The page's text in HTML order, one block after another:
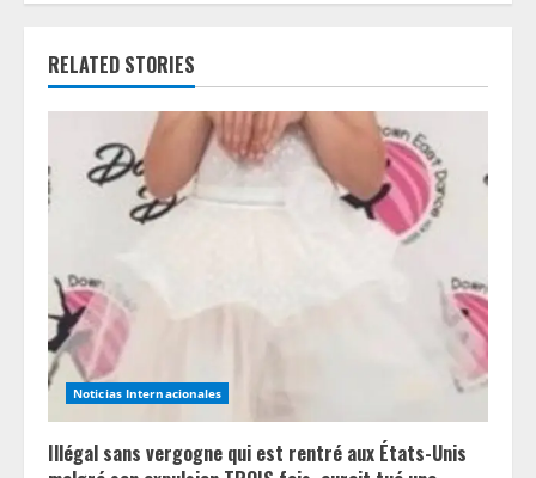
u
e
R
e
a
d
i
n
g
RELATED STORIES
Noticias Internacionales
Illégal sans vergogne qui est rentré aux États-Unis